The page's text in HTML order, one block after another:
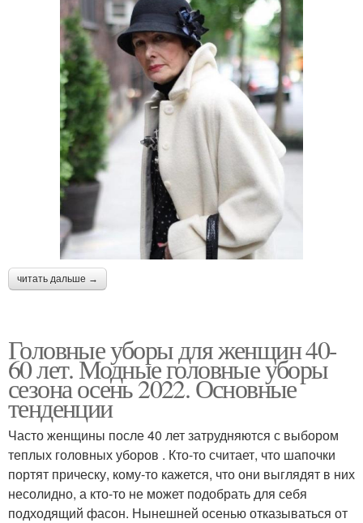
читать дальше →
Головные уборы для женщин 40-
60 лет. Модные головные уборы
сезона осень 2022. Основные
тенденции
Часто женщины после 40 лет затрудняются с выбором
теплых головных уборов . Кто-то считает, что шапочки
портят прическу, кому-то кажется, что они выглядят в них
несолидно, а кто-то не может подобрать для себя
подходящий фасон. Нынешней осенью отказываться от